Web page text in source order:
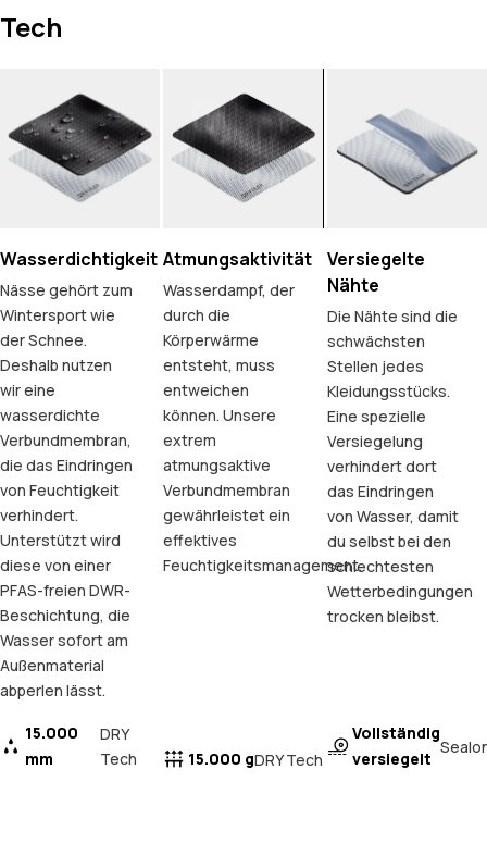
Tech
Wasserdichtigkeit
Nässe gehört zum
Wintersport wie
der Schnee.
Deshalb nutzen
wir eine
wasserdichte
Verbundmembran,
die das Eindringen
von Feuchtigkeit
verhindert.
Unterstützt wird
diese von einer
PFAS-freien DWR-
Beschichtung, die
Wasser sofort am
Außenmaterial
abperlen lässt.
15.000
mm
DRY
Tech
Atmungsaktivität
Wasserdampf, der
durch die
Körperwärme
entsteht, muss
entweichen
können. Unsere
extrem
atmungsaktive
Verbundmembran
gewährleistet ein
effektives
Feuchtigkeitsmanagement.
15.000 gDRY Tech
Versiegelte
Nähte
Die Nähte sind die
schwächsten
Stellen jedes
Kleidungsstücks.
Eine spezielle
Versiegelung
verhindert dort
das Eindringen
von Wasser, damit
du selbst bei den
schlechtesten
Wetterbedingungen
trocken bleibst.
Vollständig
versiegelt